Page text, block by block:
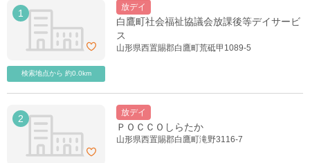
1
検索地点から 約0.0km
放デイ
白鷹町社会福祉協議会放課後等デイサービ
ス
山形県西置賜郡白鷹町荒砥甲1089-5
2
放デイ
ＰＯＣＣＯしらたか
山形県西置賜郡白鷹町滝野3116-7